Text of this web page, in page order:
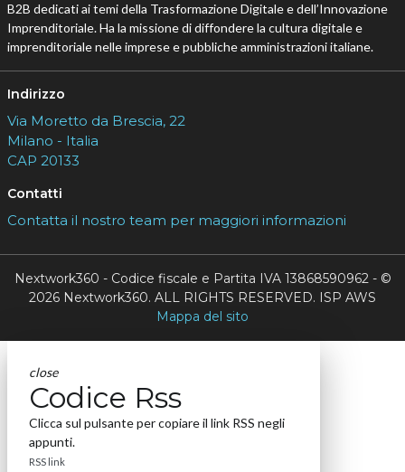
B2B dedicati ai temi della Trasformazione Digitale e dell’Innovazione
Imprenditoriale. Ha la missione di diffondere la cultura digitale e
imprenditoriale nelle imprese e pubbliche amministrazioni italiane.
Indirizzo
Via Moretto da Brescia, 22
Milano - Italia
CAP 20133
Contatti
Contatta il nostro team per maggiori informazioni
Nextwork360 - Codice fiscale e Partita IVA 13868590962 - ©
2026 Nextwork360. ALL RIGHTS RESERVED. ISP AWS
Mappa del sito
close
Codice Rss
Clicca sul pulsante per copiare il link RSS negli
appunti.
RSS link